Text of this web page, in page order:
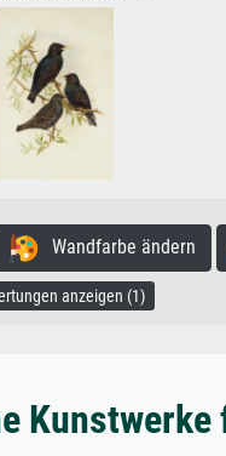
Wandfarbe ändern
anzeigen (1)
Kunstwerke